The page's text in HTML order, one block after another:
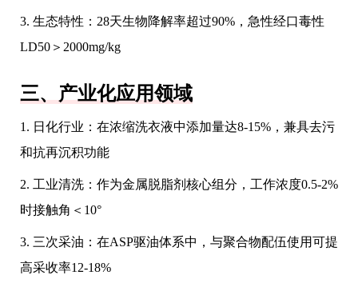
3. 生态特性：28天生物降解率超过90%，急性经口毒性
LD50＞2000mg/kg
三、产业化应用领域
1. 日化行业：在浓缩洗衣液中添加量达8-15%，兼具去污
和抗再沉积功能
2. 工业清洗：作为金属脱脂剂核心组分，工作浓度0.5-2%
时接触角＜10°
3. 三次采油：在ASP驱油体系中，与聚合物配伍使用可提
高采收率12-18%